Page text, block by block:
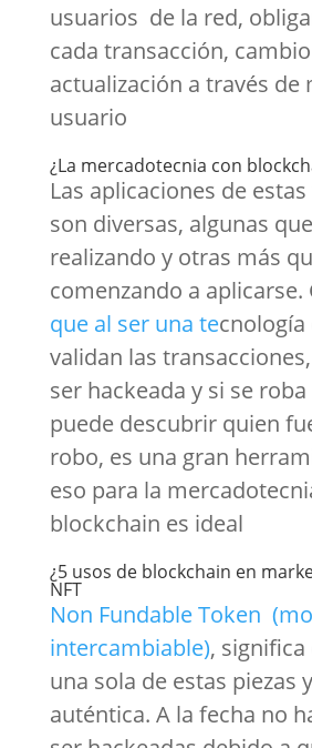
usuarios de la red,
cada transacción,
actualización a través de
usuario
¿La mercadotecnia con
Las aplicaciones de
son diversas, algunas
realizando y otras más
comenzando a aplicarse.
que al ser una tecnología
validan las
ser hackeada y si se
puede descubrir quien
robo, es una gran
eso para la
blockchain es ideal
¿5 usos de blockchain en
NFT
Non Fundable Token
intercambiable),
una sola de estas piezas
auténtica. A la fecha no